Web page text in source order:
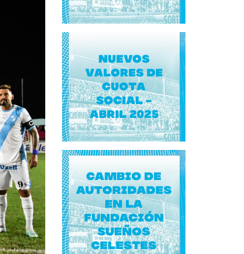
NUEVOS
VALORES DE
CUOTA
SOCIAL -
ABRIL 2025
Cambio de
autoridades
en la
Fundación
Sueños
Celestes